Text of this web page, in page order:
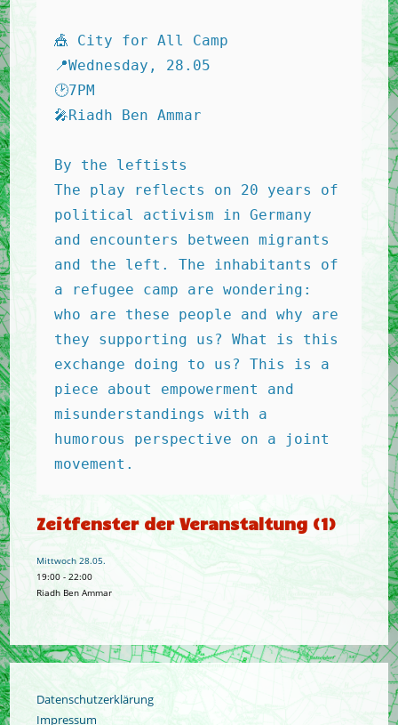
🎪 City for All Camp
📍Wednesday, 28.05
🕑7PM
🎤Riadh Ben Ammar
By the leftists
The play reflects on 20 years of
political activism in Germany
and encounters between migrants
and the left. The inhabitants of
a refugee camp are wondering:
who are these people and why are
they supporting us? What is this
exchange doing to us? This is a
piece about empowerment and
misunderstandings with a
humorous perspective on a joint
movement.
Zeitfenster der Veranstaltung (1)
Mittwoch 28.05.
19:00 -22:00
Riadh Ben Ammar
Datenschutzerklärung
Impressum